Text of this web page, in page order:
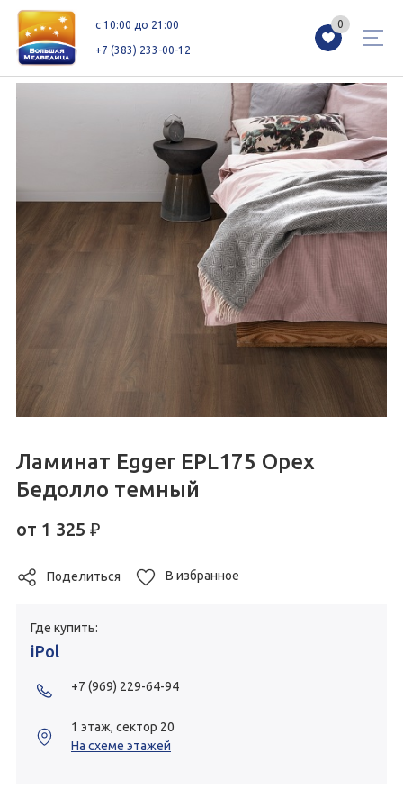
+7 (383) 233-00-12
c 10:00 до 21:00 0
Каталог Акции
Сервисы Контакты
Схемы этажей Новоселам
+7 (383) 233-00-12
Ламинат Egger EPL175 Орех
Бедолло темный
Поделиться В избранное
от 1 325 ₽
Где купить:
iPol
+7 (969) 229-64-94
1 этаж, сектор 20
На схеме этажей